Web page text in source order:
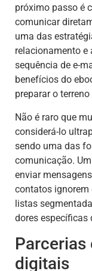
próximo passo é
comunicar
uma das
relacionamento e
sequência de e-
benefícios do
preparar o
Não é raro que
considerá-lo
sendo uma das
comunicação.
enviar
contatos ignorem
listas
dores específicas
digitais